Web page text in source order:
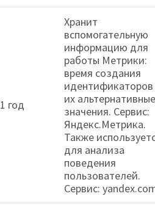
1 год
Хранит
вспомогательную
информацию для
работы Метрики:
время создания
их альтернативные
значения. Сервис:
Яндекс.Метрика.
Также
для анализа
поведения
пользователей.
Сервис: